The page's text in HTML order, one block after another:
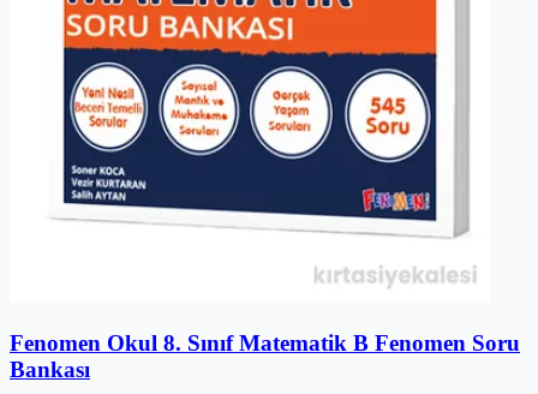
Fenomen Okul 8. Sınıf Matematik B Fenomen Soru
Bankası